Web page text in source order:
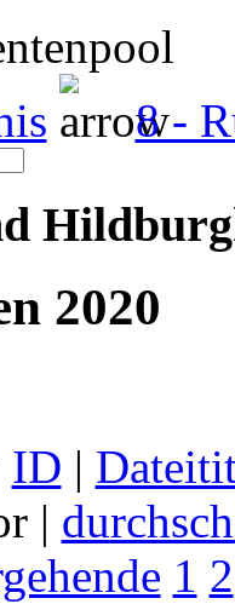
8 -
2020
ID |
|
1 2